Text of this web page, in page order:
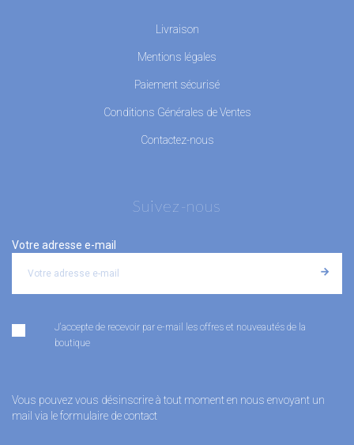
Livraison
Mentions légales
Paiement sécurisé
Conditions Générales de Ventes
Contactez-nous
Suivez-nous
Votre adresse e-mail
J'accepte de recevoir par e-mail les offres et nouveautés de la
boutique
Vous pouvez vous désinscrire à tout moment en nous envoyant un
mail via le formulaire de contact